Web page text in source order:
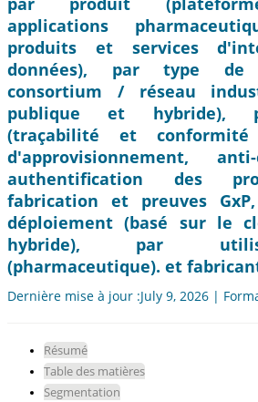
applications
produits et services
données), par type de
consortium / réseau
publique et hybride),
(traçabilité et
d'approvisionnement,
authentification des
fabrication et preuves
déploiement (basé sur le
hybride), par
(pharmaceutique). et
Dernière mise à jour :July 9, 2026 |
Résumé
Table des matières
Segmentation